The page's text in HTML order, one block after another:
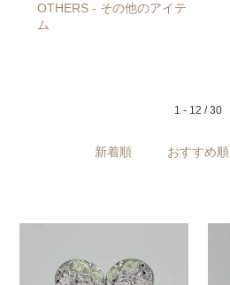
OTHERS - その他のアイテ
ム
1 - 12 / 30
新着順 おすすめ順